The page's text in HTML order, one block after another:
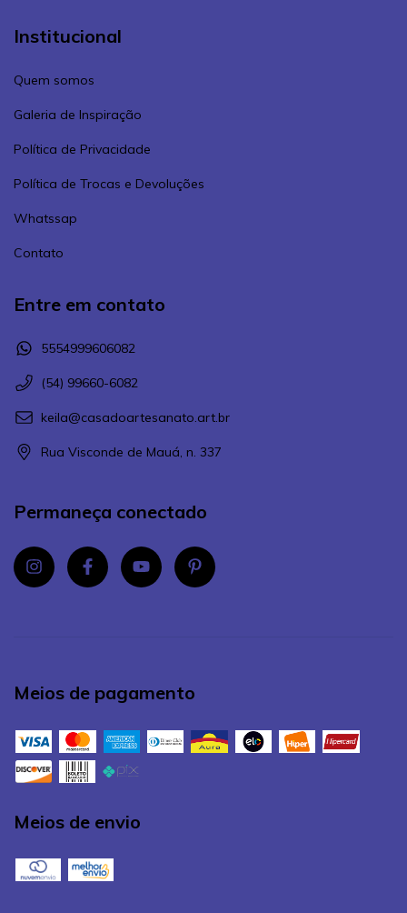
Institucional
Quem somos
Galeria de Inspiração
Política de Privacidade
Política de Trocas e Devoluções
Whatssap
Contato
Entre em contato
5554999606082
(54) 99660-6082
keila@casadoartesanato.art.br
Rua Visconde de Mauá, n. 337
Permaneça conectado
Meios de pagamento
Meios de envio